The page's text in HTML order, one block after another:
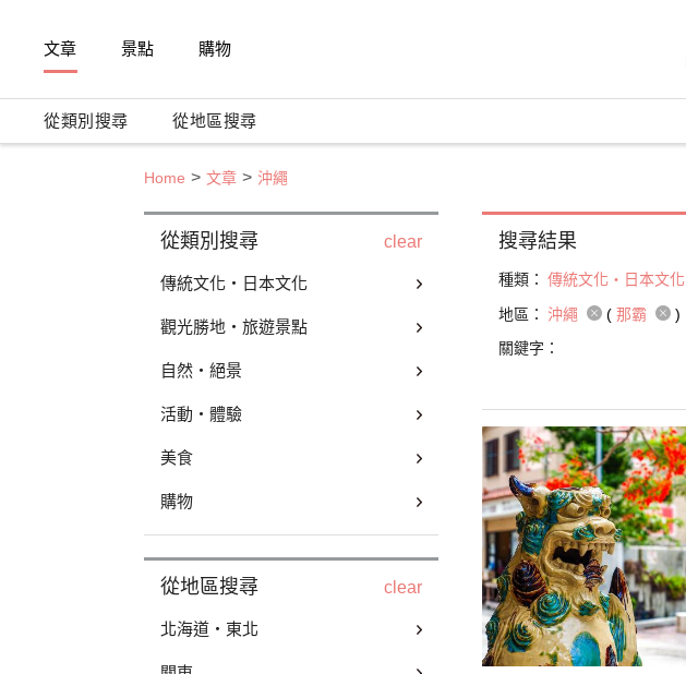
文章 景點 購物
從類別搜尋 從地區搜尋
Home 文章 沖繩
從類別搜尋 clear
傳統文化・日本文化
觀光勝地・旅遊景點
自然・絕景
活動・體驗
美食
購物
從地區搜尋 clear
北海道・東北
搜尋結果
種類： 傳統文化・日本文化
地區：
沖繩 ( 那霸
)
關鍵字：